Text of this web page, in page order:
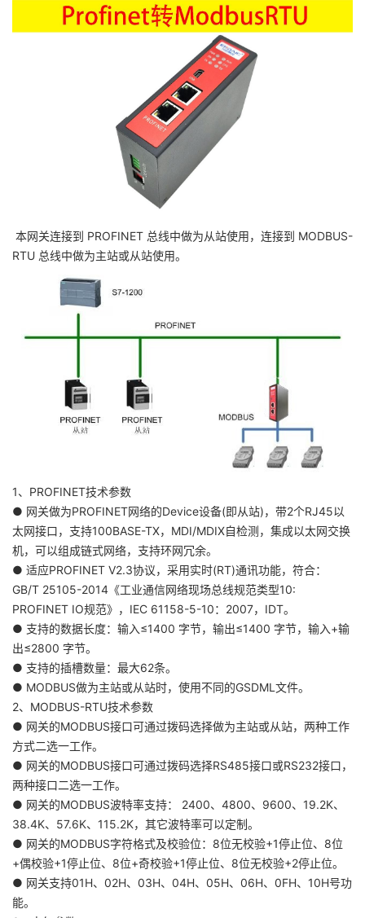
本网关连接到 PROFINET 总线中做为从站使用，连接到 MODBUS-
RTU 总线中做为主站或从站使用。
1、PROFINET技术参数
● 网关做为PROFINET网络的Device设备(即从站)，带2个RJ45以
太网接口，支持100BASE-TX，MDI/MDIX自检测，集成以太网交换
机，可以组成链式网络，支持环网冗余。
● 适应PROFINET V2.3协议，采用实时(RT)通讯功能，符合：
GB/T 25105-2014《工业通信网络现场总线规范类型10:
PROFINET IO规范》，IEC 61158-5-10：2007，IDT。
● 支持的数据长度：输入≤1400 字节，输出≤1400 字节，输入+输
出≤2800 字节。
● 支持的插槽数量：最大62条。
● MODBUS做为主站或从站时，使用不同的GSDML文件。
2、MODBUS-RTU技术参数
● 网关的MODBUS接口可通过拨码选择做为主站或从站，两种工作
方式二选一工作。
● 网关的MODBUS接口可通过拨码选择RS485接口或RS232接口，
两种接口二选一工作。
● 网关的MODBUS波特率支持： 2400、4800、9600、19.2K、
38.4K、57.6K、115.2K，其它波特率可以定制。
● 网关的MODBUS字符格式及校验位：8位无校验+1停止位、8位
+偶校验+1停止位、8位+奇校验+1停止位、8位无校验+2停止位。
● 网关支持01H、02H、03H、04H、05H、06H、0FH、10H号功
能。